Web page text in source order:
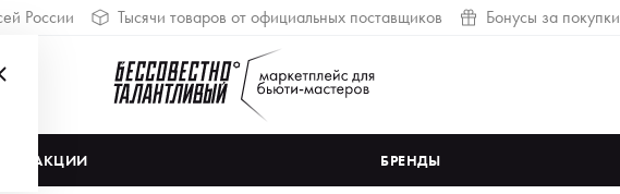
России Тысячи товаров от официальных поставщиков Бонусы за покупки
АКЦИИ БРЕНДЫ